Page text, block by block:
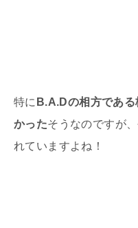
特に B.A.Dの相方であ
かったそうなのですが
れていますよね！